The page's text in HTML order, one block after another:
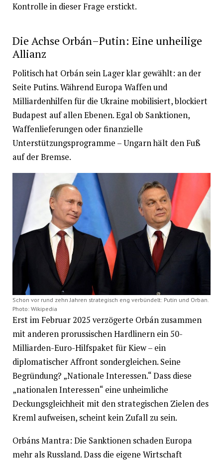
Kontrolle in dieser Frage erstickt.
Die Achse Orbán–Putin: Eine unheilige
Allianz
Politisch hat Orbán sein Lager klar gewählt: an der
Seite Putins. Während Europa Waffen und
Milliardenhilfen für die Ukraine mobilisiert, blockiert
Budapest auf allen Ebenen. Egal ob Sanktionen,
Waffenlieferungen oder finanzielle
Unterstützungsprogramme – Ungarn hält den Fuß
auf der Bremse.
Schon vor rund zehn Jahren strategisch eng verbündelt: Putin und Orban.
Photo: Wikipedia
Erst im Februar 2025 verzögerte Orbán zusammen
mit anderen prorussischen Hardlinern ein 50-
Milliarden-Euro-Hilfspaket für Kiew – ein
diplomatischer Affront sondergleichen. Seine
Begründung? „Nationale Interessen.“ Dass diese
„nationalen Interessen“ eine unheimliche
Deckungsgleichheit mit den strategischen Zielen des
Kreml aufweisen, scheint kein Zufall zu sein.
Orbáns Mantra: Die Sanktionen schaden Europa
mehr als Russland. Dass die eigene Wirtschaft